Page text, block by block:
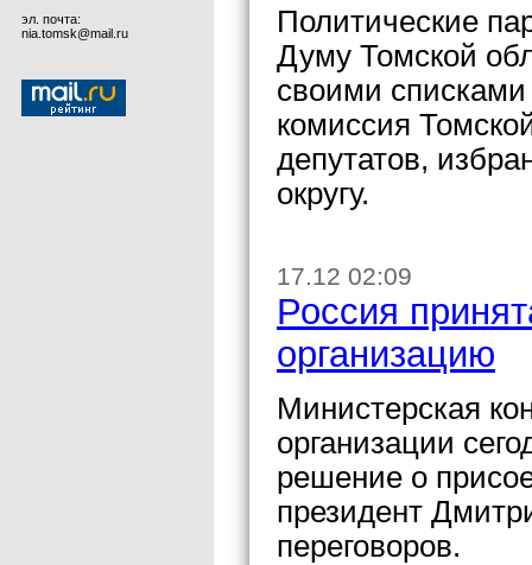
эл. почта:
nia.tomsk@mail.ru
Политические
Думу Томской
своими списками
комиссия
депутатов,
округу.
17.12 02:09
Россия
организацию
Министерская
организации
решение о
президент
переговоров.